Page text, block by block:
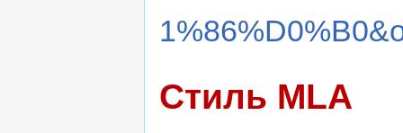
Стиль MLA